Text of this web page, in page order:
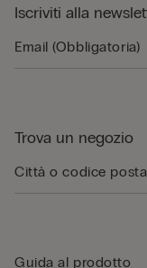
Iscriviti alla
Trova un negozio
Guida al prodotto